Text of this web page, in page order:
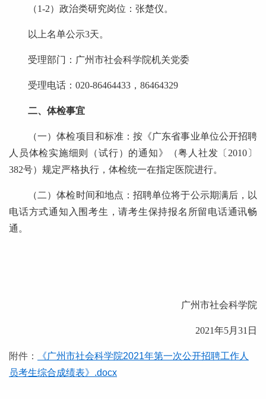
（1-2）政治类研究岗位：张楚仪。
以上名单公示3天。
受理部门：广州市社会科学院机关党委
受理电话：020-86464433，86464329
二、体检事宜
（一）体检项目和标准：按《广东省事业单位公开招聘
人员体检实施细则（试行）的通知》（粤人社发〔2010〕
382号）规定严格执行，体检统一在指定医院进行。
（二）体检时间和地点：招聘单位将于公示期满后，以
电话方式通知入围考生，请考生保持报名所留电话通讯畅
通。
广州市社会科学院
2021年5月31日
附件：
《广州市社会科学院2021年第一次公开招聘工作人
员考生综合成绩表》.docx